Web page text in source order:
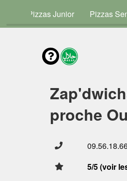
Pizzas Junior Pizzas
proche
5/5 (voir